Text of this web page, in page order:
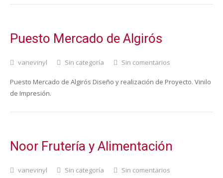
Puesto Mercado de Algirós
vanevinyl Sin categoría Sin comentarios
Puesto Mercado de Algirós Diseño y realización de Proyecto. Vinilo
de Impresión.
Noor Frutería y Alimentación
vanevinyl Sin categoría Sin comentarios